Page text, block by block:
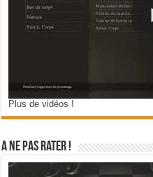
Plus de vidéos !
A ne pas rater !